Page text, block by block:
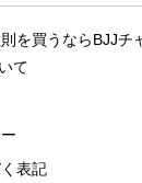
を買うならBJJチ
て
表記